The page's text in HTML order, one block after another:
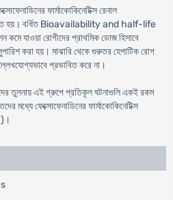
ফার্মাকোকিনেটিক্স রেনাল
হয়। বর্ধিত Bioavailability and half-life
কমে যাওয়া রোগীদের প্রাথমিক ডোজ হিসাবে
করা হয়। মাঝারি থেকে গুরুতর হেপাটিক রোগ
প্রভাবিত করে না।
তুলনায় এই গ্রুপে প্রতিকূল ঘটনাগুলি একই রকম
মধ্যে ফেক্সোফেনাডিনের ফার্মাকোকিনেটিক্স